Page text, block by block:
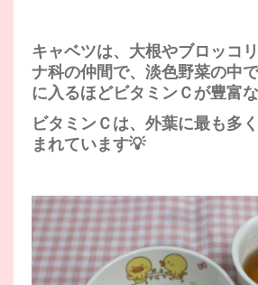
キャベツは、大根やブロッコ
ナ科の仲間で、淡色野菜の中
に入るほどビタミンＣが豊富
ビタミンＣは、外葉に最も多
まれています💡